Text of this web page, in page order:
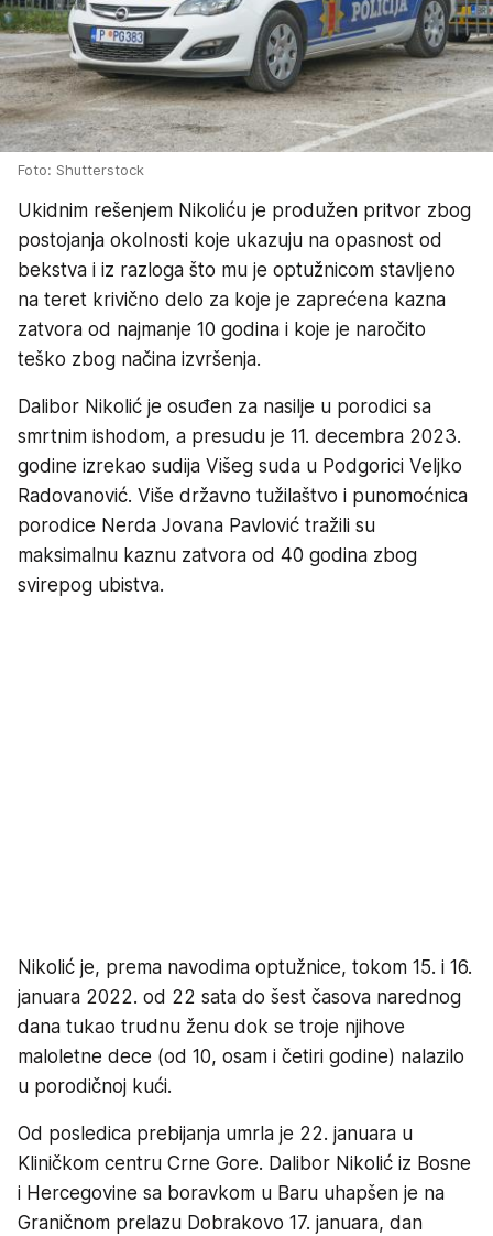
Foto: Shutterstock
Ukidnim rešenjem Nikoliću je produžen pritvor zbog
postojanja okolnosti koje ukazuju na opasnost od
bekstva i iz razloga što mu je optužnicom stavljeno
na teret krivično delo za koje je zaprećena kazna
zatvora od najmanje 10 godina i koje je naročito
teško zbog načina izvršenja.
Dalibor Nikolić je osuđen za nasilje u porodici sa
smrtnim ishodom, a presudu je 11. decembra 2023.
godine izrekao sudija Višeg suda u Podgorici Veljko
Radovanović. Više državno tužilaštvo i punomoćnica
porodice Nerda Jovana Pavlović tražili su
maksimalnu kaznu zatvora od 40 godina zbog
svirepog ubistva.
Nikolić je, prema navodima optužnice, tokom 15. i 16.
januara 2022. od 22 sata do šest časova narednog
dana tukao trudnu ženu dok se troje njihove
maloletne dece (od 10, osam i četiri godine) nalazilo
u porodičnoj kući.
Od posledica prebijanja umrla je 22. januara u
Kliničkom centru Crne Gore. Dalibor Nikolić iz Bosne
i Hercegovine sa boravkom u Baru uhapšen je na
Graničnom prelazu Dobrakovo 17. januara, dan